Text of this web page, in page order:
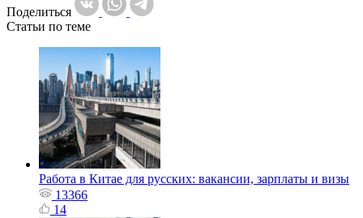
Поделиться
Статьи по теме
Работа в Китае для русских: вакансии, зарплаты и визы
13366
14